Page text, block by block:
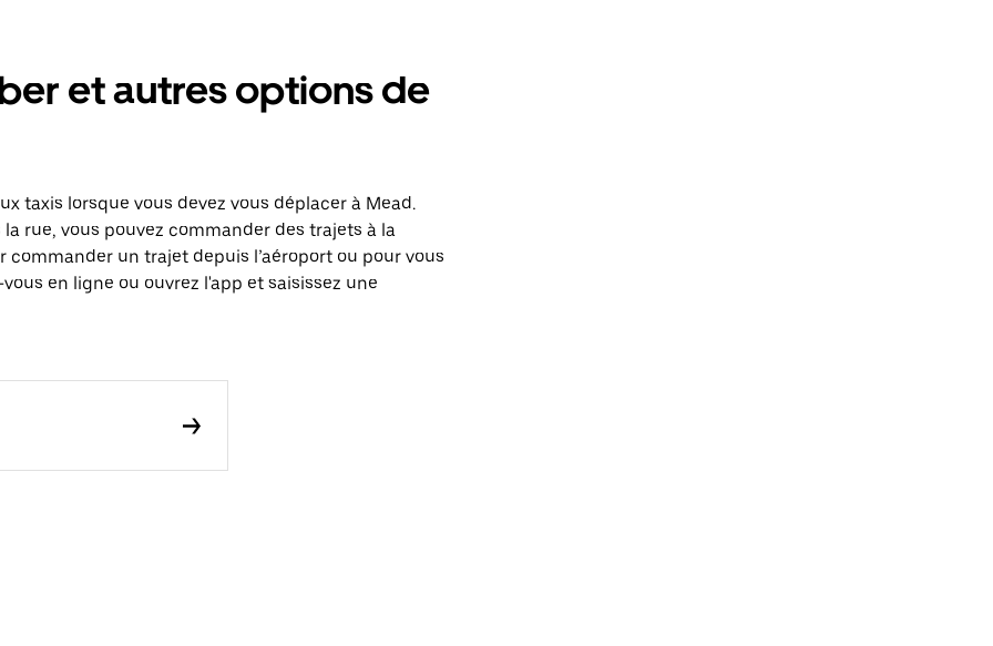
et autres options de
taxis lorsque vous devez vous déplacer à Mead.
rue, vous pouvez commander des trajets à la
commander un trajet depuis l’aéroport ou pour vous
en ligne ou ouvrez l'app et saisissez une